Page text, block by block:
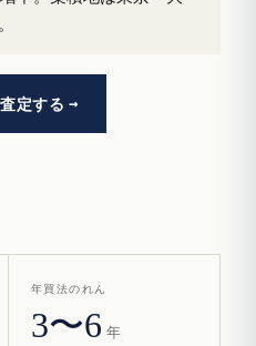
定する
年買法のれん
3〜6 年